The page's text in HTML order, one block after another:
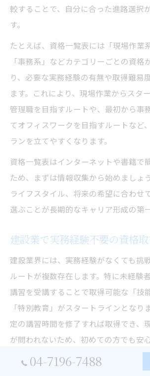
較することで、自分に合った進路選択
す。
たとえば、資格一覧表には「現場作業
「事務系」などカテゴリーごとの資格
り、必要な実務経験の有無や取得難易
ます。これにより、現場作業からスタ
管理職を目指すルートや、最初から事
てオフィスワークを目指すルートなど
ランを立てやすくなります。
資格一覧表はインターネットや書籍で
ため、まずは情報収集から始めましょ
ライフスタイル、将来の希望に合わせ
選ぶことが長期的なキャリア形成の第
建設業で実務経験不要の資格
建設業界には、実務経験がなくても挑
ルートが複数存在します。特に未経験
講習を受講することで取得可能な「技
「特別教育」がスタートラインとなり
定の講習時間を修了すれば取得でき、
が問われないため、初めての方でも安心
例えば、「玉掛け技能講習」や「足場
04-7196-7488